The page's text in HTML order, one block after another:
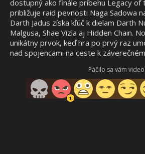
dostupný ako finále príbehu Legacy of
približuje raid pevnosti Naga Sadowa
Darth Jadus získa kľúč k dielam Darth
Malgusa, Shae Vizla aj Hidden Chain.
unikátny prvok, keď hra po prvý raz
nad spojencami na ceste k
Páčilo sa vám